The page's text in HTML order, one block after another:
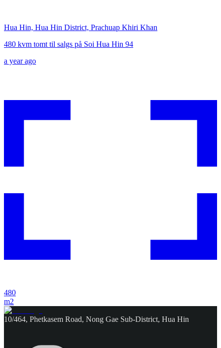
Hua Hin, Hua Hin District, Prachuap Khiri Khan
480 kvm tomt til salgs på Soi Hua Hin 94
a year ago
480
m2
10/464, Phetkasem Road, Nong Gae Sub-District, Hua Hin